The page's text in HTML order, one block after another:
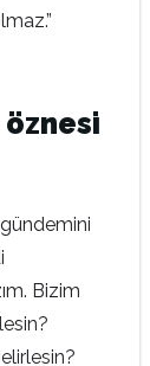
öznesi
Bizim